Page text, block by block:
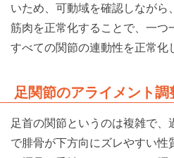
いため、可動域を確認しながら
筋肉を正常化することで、一つ
すべての関節の連動性を正常化
足関節のアライメント調
足首の関節というのは複雑で、
で腓骨が下方向にズレやすい性